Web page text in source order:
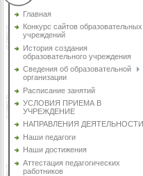
Главная
Конкурс сайтов образовательных
учреждений
История создания
образовательного учреждения
Сведения об образовательной
организации
Расписание занятий
УСЛОВИЯ ПРИЕМА В
УЧРЕЖДЕНИЕ
НАПРАВЛЕНИЯ ДЕЯТЕЛЬНОСТИ
Наши педагоги
Наши достижения
Аттестация педагогических
работников